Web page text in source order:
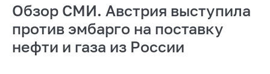
Обзор СМИ. Австрия выступила
против эмбарго на поставку
нефти и газа из России